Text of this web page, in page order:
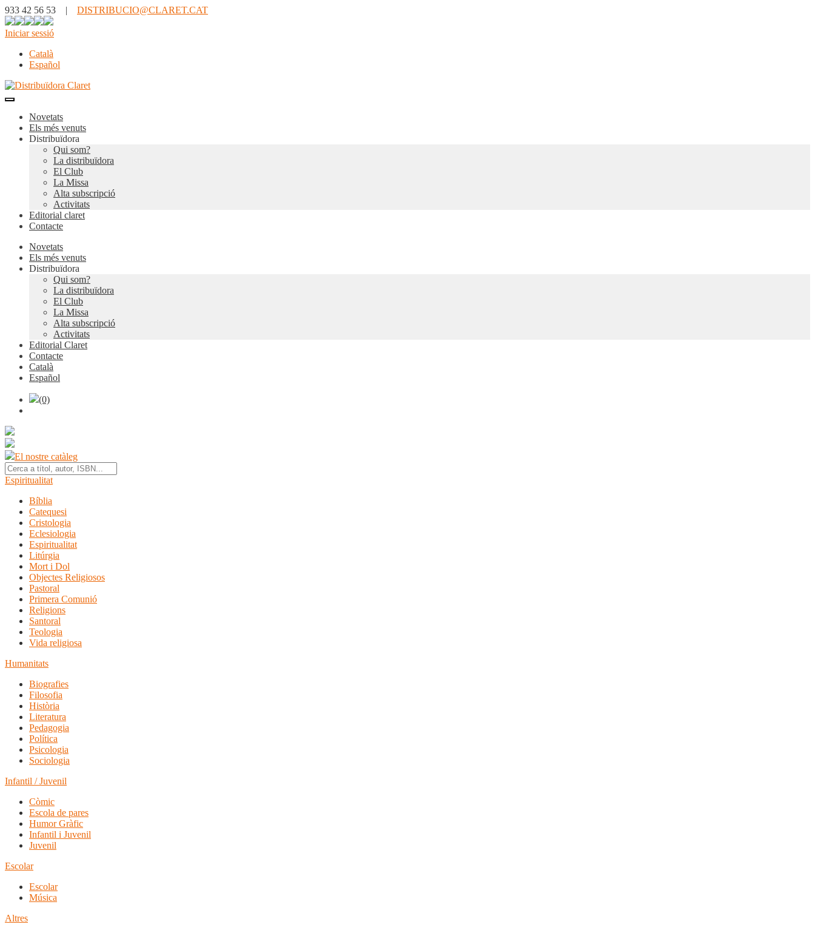
933 42 56 53 | DISTRIBUCIO@CLARET.CAT
Iniciar sessió
Català
Español
Novetats
Els més venuts
Distribuïdora
Qui som?
La distribuïdora
El Club
La Missa
Alta subscripció
Activitats
Editorial claret
Contacte
Novetats
Els més venuts
Distribuïdora
Qui som?
La distribuïdora
El Club
La Missa
Alta subscripció
Activitats
Editorial Claret
Contacte
Català
Español
(0)
El nostre catàleg
Espiritualitat
Bíblia
Catequesi
Cristologia
Eclesiologia
Espiritualitat
Litúrgia
Mort i Dol
Objectes Religiosos
Pastoral
Primera Comunió
Religions
Santoral
Teologia
Vida religiosa
Humanitats
Biografies
Filosofia
Història
Literatura
Pedagogia
Política
Psicologia
Sociologia
Infantil / Juvenil
Còmic
Escola de pares
Humor Gràfic
Infantil i Juvenil
Juvenil
Escolar
Escolar
Música
Altres